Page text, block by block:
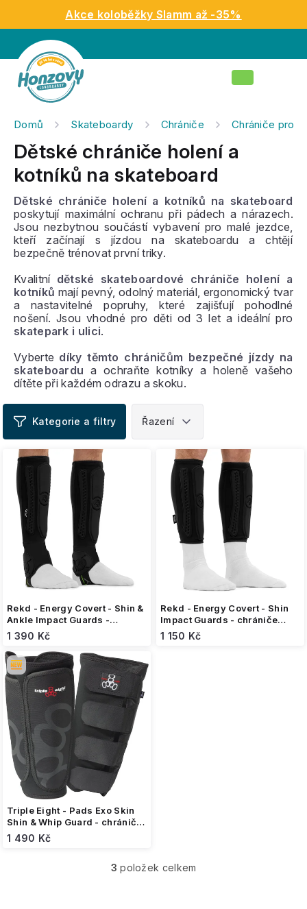
obsah
Akce koloběžky Slamm až -35%
Nákupní
Domů Skateboardy Chrániče Chrániče pro
Dětské chrániče holení a
kotníků na skateboard
Dětské chrániče holení a kotníků na skateboard
poskytují maximální ochranu při pádech a nárazech.
Jsou nezbytnou součástí vybavení pro malé jezdce,
kteří začínají s jízdou na skateboardu a chtějí
bezpečně trénovat první triky.
Kvalitní dětské skateboardové chrániče holení a
kotníků mají pevný, odolný materiál, ergonomický tvar
a nastavitelné popruhy, které zajišťují pohodlné
nošení. Jsou vhodné pro děti od 3 let a ideální pro
skatepark i ulici.
Vyberte díky těmto chráničům bezpečné jízdy na
skateboardu a ochraňte kotníky a holeně vašeho
dítěte při každém odrazu a skoku.
ý
p
s
p
r
o
d
Rekd - Energy Covert - Shin &
Ankle Impact Guards -
chrániče holení a kotníků
1 390 Kč
Rekd - Energy Covert - Shin
Impact Guards - chrániče
holení
1 150 Kč
Triple Eight - Pads Exo Skin
Shin & Whip Guard - chrániče
holení
1 490 Kč
O
3 položek celkem